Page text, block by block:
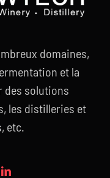
domaines,
et la
des solutions
les distilleries et
etc.